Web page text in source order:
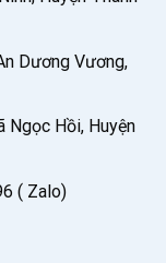
Dương Vương,
Ngọc Hồi, Huyện
( Zalo)